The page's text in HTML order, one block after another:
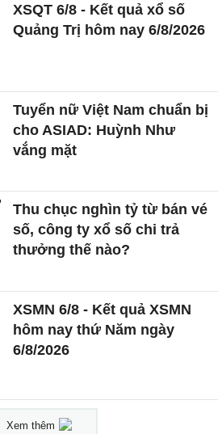
XSQT 6/8 - Kết quả xổ số
Quảng Trị hôm nay 6/8/2026
Tuyển nữ Việt Nam chuẩn bị
cho ASIAD: Huỳnh Như
vắng mặt
Thu chục nghìn tỷ từ bán vé
số, công ty xổ số chi trả
thưởng thế nào?
XSMN 6/8 - Kết quả XSMN
hôm nay thứ Năm ngày
6/8/2026
Xem thêm